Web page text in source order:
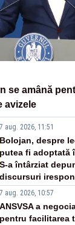
se amână
avizele
7 aug. 2026, 11:51
Bolojan, despre
putea fi adoptată
S-a întârziat
discursuri
7 aug. 2026, 10:57
ANSVSA a
pentru facilitarea